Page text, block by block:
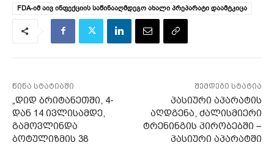
FDA-იმ აივ ინფექციის საწინააღმდეგო ახალი პრეპარატი დაამტკიცა
წინა სტატიაში
„დიდ ბრიტანეთში, 4-
დან 14 ივლისამდე,
გამოვლინდა
ბოტულიზმის 38
შემდეგი სტატია
პასიური აპარატის
აღდგენა, ძალისმიერი
ტრენინგის პირობებში –
პასიური აპარატში